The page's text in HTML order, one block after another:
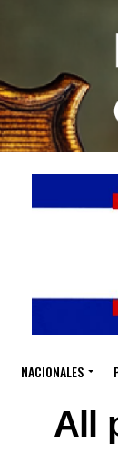
NACIONALES
All